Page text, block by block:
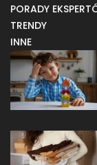
PORADY
TRENDY
INNE